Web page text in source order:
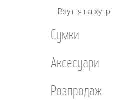
Взуття на хутрі
Сумки
Аксесуари
Розпродаж